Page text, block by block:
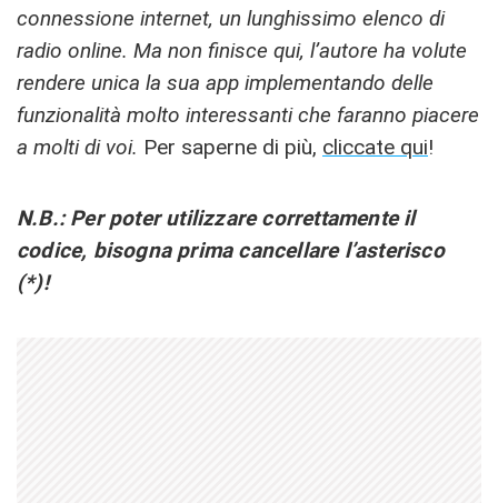
connessione internet, un lunghissimo elenco di
radio online. Ma non finisce qui, l’autore ha volute
rendere unica la sua app implementando delle
funzionalità molto interessanti che faranno piacere
a molti di voi. Per saperne di più, cliccate qui!
N.B.: Per poter utilizzare correttamente il
codice, bisogna prima cancellare l’asterisco
(*)!